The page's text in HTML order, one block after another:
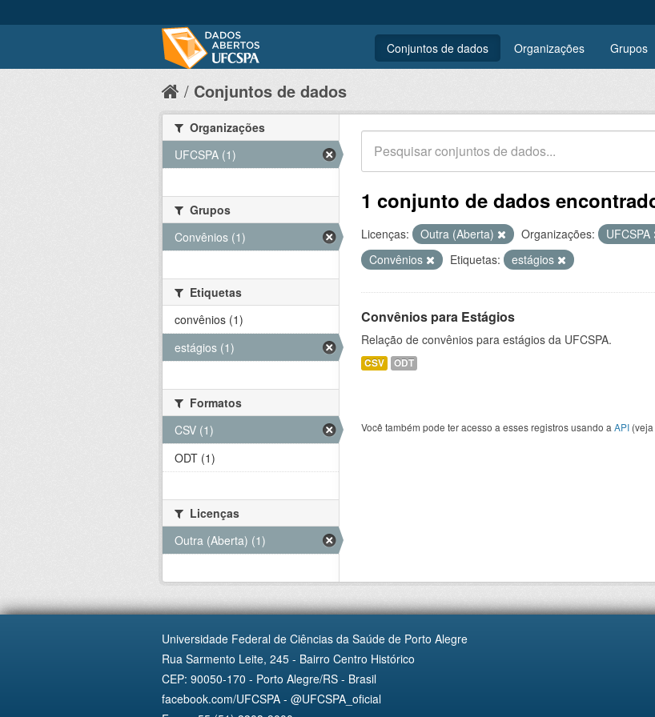
Conjuntos de dados Organizações Grupos
Conjuntos de dados
1 conjunto de dados
Licenças: Outra (Aberta) Organizações: UFCSPA
Convênios
Etiquetas: estágios
Convênios para Estágios
Relação de convênios para estágios da UFCSPA.
CSV ODT
Você também pode ter acesso a esses registros usando a API (veja
Organizações
UFCSPA (1)
Grupos
Convênios (1)
Etiquetas
convênios (1)
estágios (1)
Formatos
CSV (1)
ODT (1)
Licenças
Outra (Aberta) (1)
Universidade Federal de Ciências da Saúde de Porto Alegre
Rua Sarmento Leite, 245 - Bairro Centro Histórico
CEP: 90050-170 - Porto Alegre/RS - Brasil
facebook.com/UFCSPA - @UFCSPA_oficial